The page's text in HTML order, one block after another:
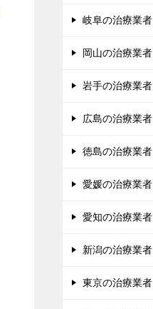
岐阜の治療業者
岡山の治療業者
岩手の治療業者
広島の治療業者
徳島の治療業者
愛媛の治療業者
愛知の治療業者
新潟の治療業者
東京の治療業者